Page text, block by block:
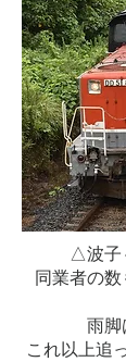
△波子
同業者の
雨脚
これ以上追